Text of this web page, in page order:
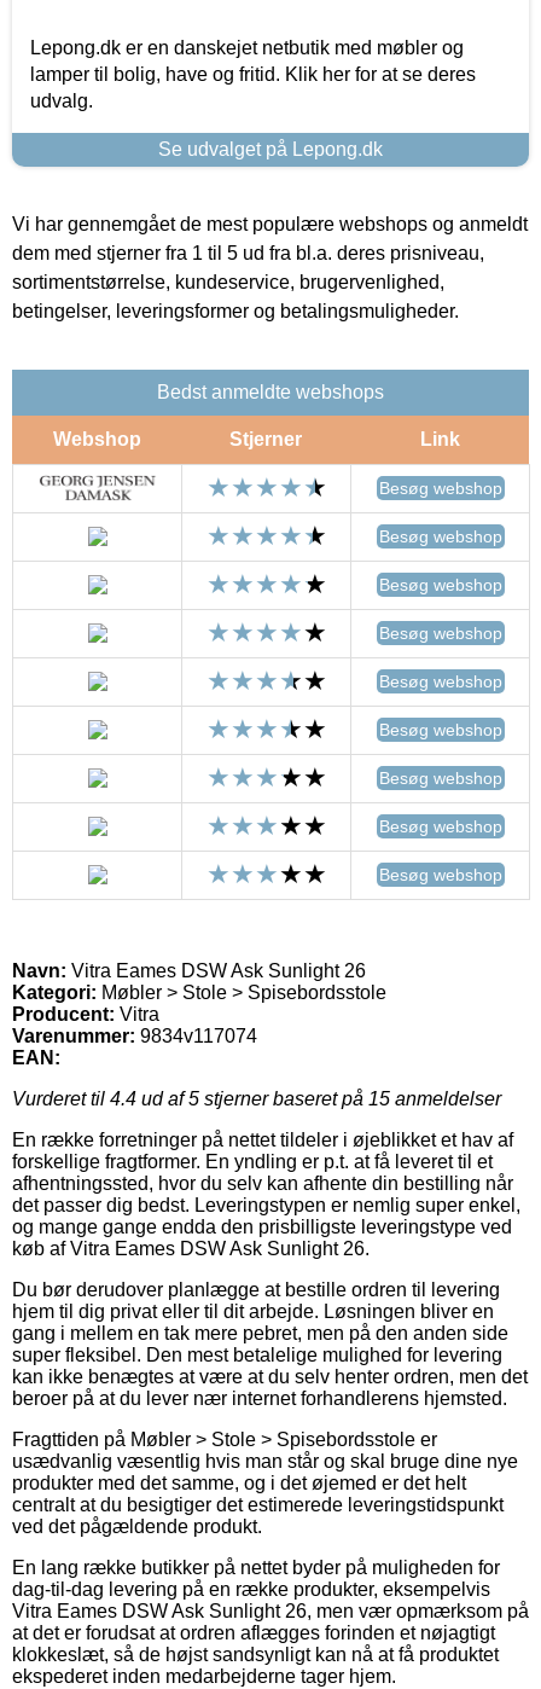
Lepong.dk er en danskejet netbutik med møbler og
lamper til bolig, have og fritid. Klik her for at se deres
udvalg.
Se udvalget på Lepong.dk
Vi har gennemgået de mest populære webshops og anmeldt
dem med stjerner fra 1 til 5 ud fra bl.a. deres prisniveau,
sortimentstørrelse, kundeservice, brugervenlighed,
betingelser, leveringsformer og betalingsmuligheder.
Bedst anmeldte webshops
Webshop Stjerner Link
Besøg webshop
Besøg webshop
Besøg webshop
Besøg webshop
Besøg webshop
Besøg webshop
Besøg webshop
Besøg webshop
Besøg webshop
Navn: Vitra Eames DSW Ask Sunlight 26
Kategori: Møbler > Stole > Spisebordsstole
Producent: Vitra
Varenummer: 9834v117074
EAN:
Vurderet til 4.4 ud af 5 stjerner baseret på 15 anmeldelser
En række forretninger på nettet tildeler i øjeblikket et hav af
forskellige fragtformer. En yndling er p.t. at få leveret til et
afhentningssted, hvor du selv kan afhente din bestilling når
det passer dig bedst. Leveringstypen er nemlig super enkel,
og mange gange endda den prisbilligste leveringstype ved
køb af Vitra Eames DSW Ask Sunlight 26.
Du bør derudover planlægge at bestille ordren til levering
hjem til dig privat eller til dit arbejde. Løsningen bliver en
gang i mellem en tak mere pebret, men på den anden side
super fleksibel. Den mest betalelige mulighed for levering
kan ikke benægtes at være at du selv henter ordren, men det
beroer på at du lever nær internet forhandlerens hjemsted.
Fragttiden på Møbler > Stole > Spisebordsstole er
usædvanlig væsentlig hvis man står og skal bruge dine nye
produkter med det samme, og i det øjemed er det helt
centralt at du besigtiger det estimerede leveringstidspunkt
ved det pågældende produkt.
En lang række butikker på nettet byder på muligheden for
dag-til-dag levering på en række produkter, eksempelvis
Vitra Eames DSW Ask Sunlight 26, men vær opmærksom på
at det er forudsat at ordren aflægges forinden et nøjagtigt
klokkeslæt, så de højst sandsynligt kan nå at få produktet
ekspederet inden medarbejderne tager hjem.